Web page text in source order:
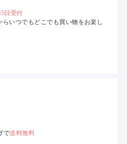
日受付
いつでもどこでも買い物をお楽し
で送料無料